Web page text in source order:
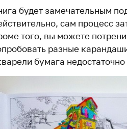
будет замечательным
сам процесс
того, вы можете
разные
бумага